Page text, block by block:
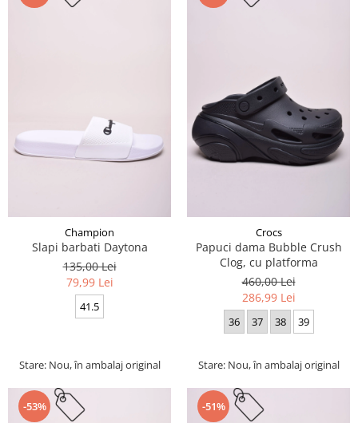
Champion
Slapi barbati Daytona
135,00 Lei
79,99 Lei
41.5
Stare: Nou, în ambalaj original
Crocs
Papuci dama Bubble Crush
Clog, cu platforma
460,00 Lei
286,99 Lei
36 37 38 39
Stare: Nou, în ambalaj original
-53% -51%